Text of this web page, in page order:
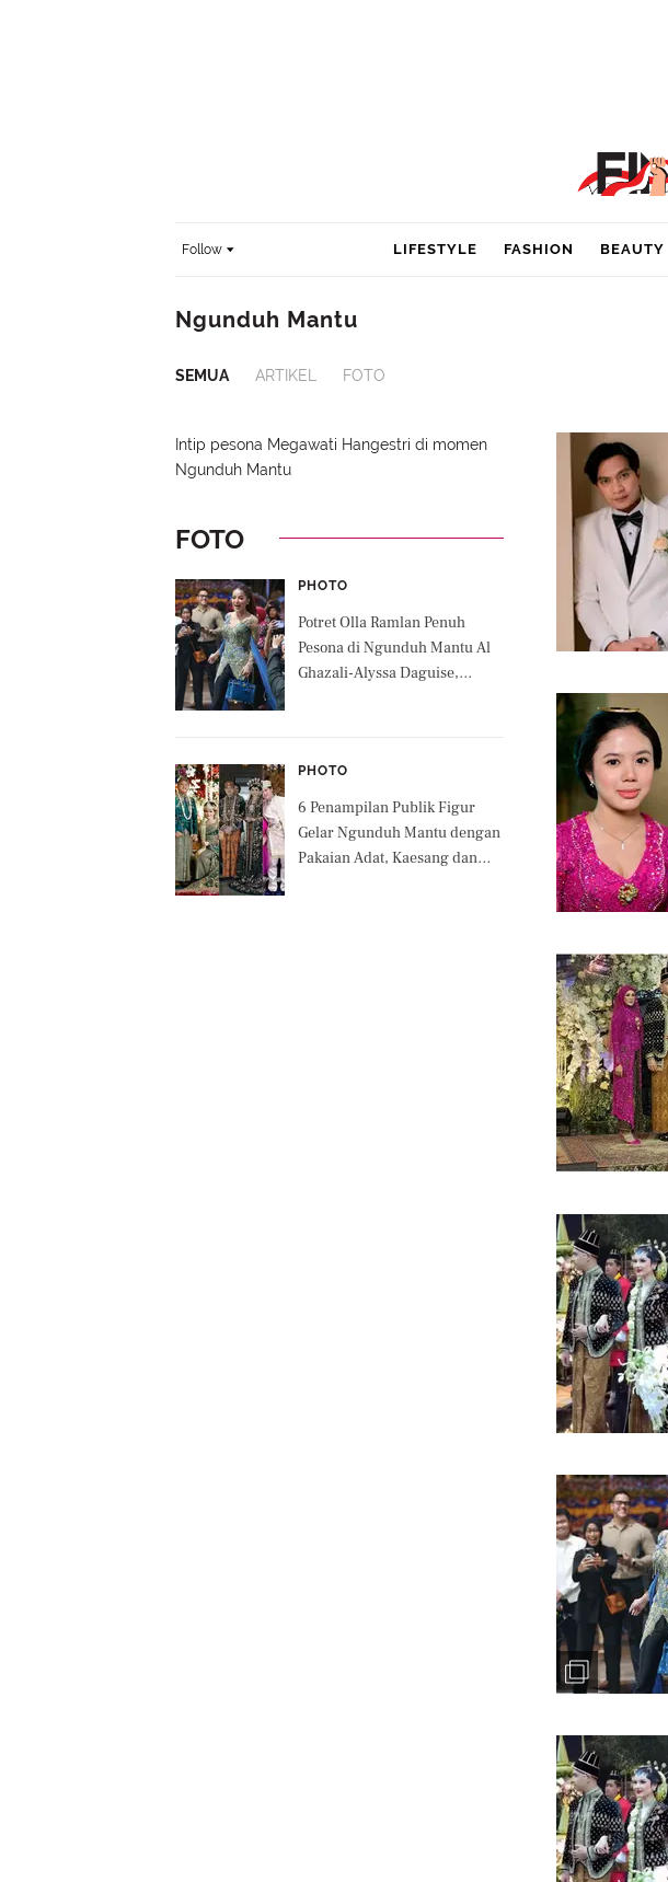
Follow LIFESTYLE FASHION BEAUTY
Ngunduh Mantu
SEMUA ARTIKEL FOTO
Intip pesona Megawati Hangestri di momen
Ngunduh Mantu
FOTO
PHOTO
Potret Olla Ramlan Penuh
Pesona di Ngunduh Mantu Al
Ghazali-Alyssa Daguise,
PHOTO
6 Penampilan Publik Figur
Gelar Ngunduh Mantu dengan
Pakaian Adat, Kaesang dan